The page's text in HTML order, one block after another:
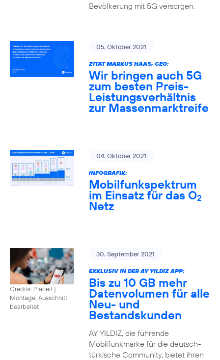
Bevölkerung mit 5G versorgen.
05. Oktober 2021
ZITAT MARKUS HAAS, CEO:
Wir bringen auch 5G
zum besten Preis-
Leistungsverhältnis
zur Massenmarktreife
04. Oktober 2021
INFOGRAFIK:
Mobilfunkspektrum
im Einsatz für das O2
Netz
Credits: Placeit |
Montage, Ausschnitt
bearbeitet
30. September 2021
EXKLUSIV IN DER AY YILDIZ APP:
Bis zu 10 GB mehr
Datenvolumen für alle
Neu- und
Bestandskunden
AY YILDIZ, die führende
Mobilfunkmarke für die deutsch-
türkische Community, bietet ihren